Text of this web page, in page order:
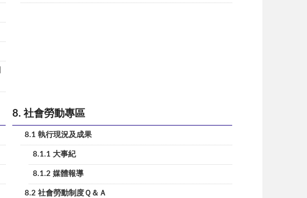
8. 社會勞動專區
8.1 執行現況及成果
8.1.1 大事紀
8.1.2 媒體報導
8.2 社會勞動制度Ｑ＆Ａ